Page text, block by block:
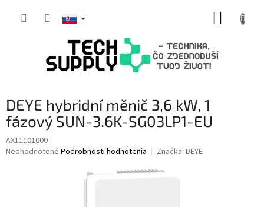
DEYE hybridní měnič 3,6 kW, 1
fázový SUN-3.6K-SG03LP1-EU
AX11101000
Priemerné
Neohodnotené Podrobnosti hodnotenia Značka: DEYE